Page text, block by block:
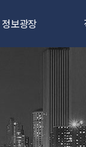
정보광장
갤러리
상시험 in ZEP